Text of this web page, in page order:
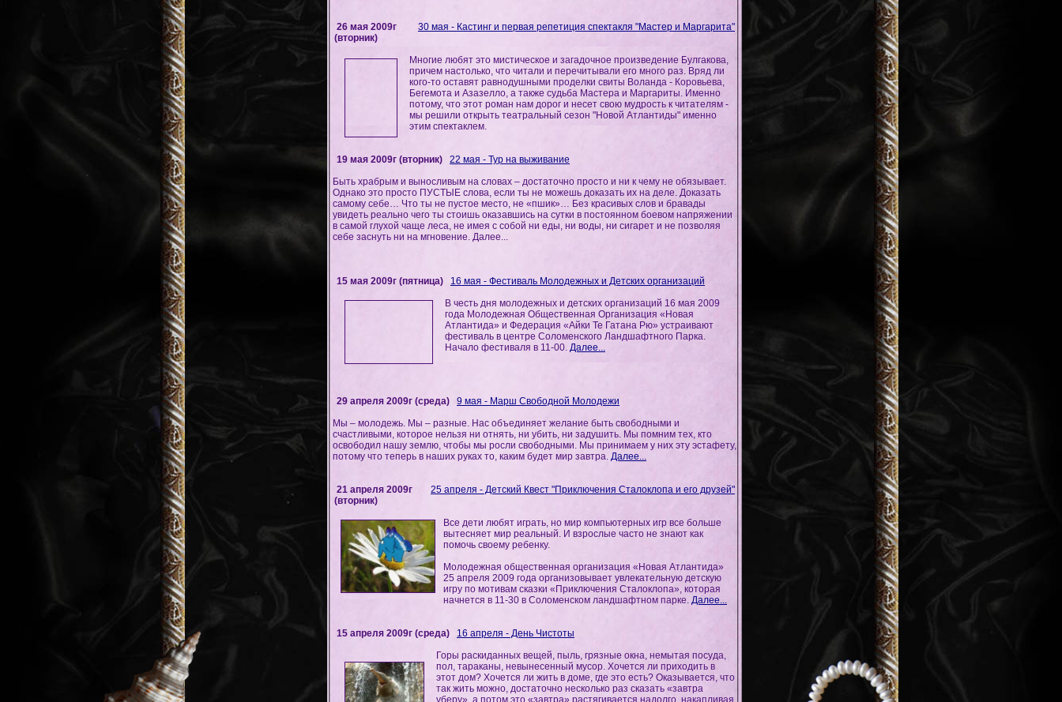
26 мая 2009г
(вторник)
30 мая - Кастинг и первая репетиция спектакля "Мастер и Маргарита"
Многие любят это мистическое и загадочное произведение Булгакова,
причем настолько, что читали и перечитывали его много раз. Вряд ли
кого-то оставят равнодушными проделки свиты Воланда - Коровьева,
Бегемота и Азазелло, а также судьба Мастера и Маргариты. Именно
потому, что этот роман нам дорог и несет свою мудрость к читателям -
мы решили открыть театральный сезон "Новой Атлантиды" именно
этим спектаклем.
19 мая 2009г (вторник)
22 мая - Тур на выживание
Быть храбрым и выносливым на словах – достаточно просто и ни к чему не обязывает.
Однако это просто ПУСТЫЕ слова, если ты не можешь доказать их на деле. Доказать
самому себе… Что ты не пустое место, не «пшик»… Без красивых слов и бравады
увидеть реально чего ты стоишь оказавшись на сутки в постоянном боевом напряжении
в самой глухой чаще леса, не имея с собой ни еды, ни воды, ни сигарет и не позволяя
себе заснуть ни на мгновение. Далее...
15 мая 2009г (пятница)
16 мая - Фестиваль Молодежных и Детских организаций
В честь дня молодежных и детских организаций 16 мая 2009
года Молодежная Общественная Организация «Новая
Атлантида» и Федерация «Айки Те Гатана Рю» устраивают
фестиваль в центре Соломенского Ландшафтного Парка.
Начало фестиваля в 11-00. Далее...
29 апреля 2009г (среда)
9 мая - Марш Свободной Молодежи
Мы – молодежь. Мы – разные. Нас объединяет желание быть свободными и
счастливыми, которое нельзя ни отнять, ни убить, ни задушить. Мы помним тех, кто
освободил нашу землю, чтобы мы росли свободными. Мы принимаем у них эту эстафету,
потому что теперь в наших руках то, каким будет мир завтра. Далее...
21 апреля 2009г
(вторник)
25 апреля - Детский Квест "Приключения Сталоклопа и его друзей"
Все дети любят играть, но мир компьютерных игр все больше
вытесняет мир реальный. И взрослые часто не знают как
помочь своему ребенку.
Молодежная общественная организация «Новая Атлантида»
25 апреля 2009 года организовывает увлекательную детскую
игру по мотивам сказки «Приключения Сталоклопа», которая
начнется в 11-30 в Соломенском ландшафтном парке. Далее...
15 апреля 2009г (среда)
16 апреля - День Чистоты
Горы раскиданных вещей, пыль, грязные окна, немытая посуда,
пол, тараканы, невынесенный мусор. Хочется ли приходить в
этот дом? Хочется ли жить в доме, где это есть? Оказывается, что
так жить можно, достаточно несколько раз сказать «завтра
уберу», а потом это «завтра» растягивается надолго, накапливая